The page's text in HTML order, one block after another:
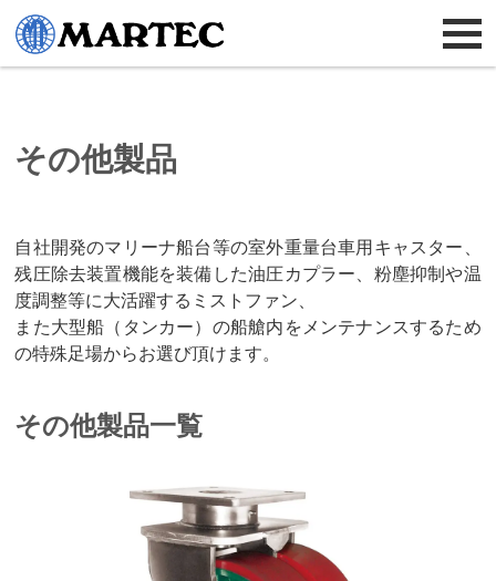
その他製品
自社開発のマリーナ船台等の室外重量台車用キャスター、
残圧除去装置機能を装備した油圧カプラー、粉塵抑制や温
度調整等に大活躍するミストファン、
また大型船（タンカー）の船艙内をメンテナンスするため
の特殊足場からお選び頂けます。
その他製品一覧